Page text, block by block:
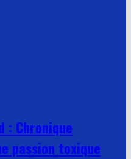
: Chronique
passion toxique